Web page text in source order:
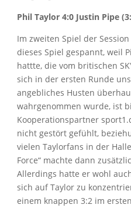
Phil Taylor 4:0 Justin Pipe
Im zweiten Spiel der
dieses Spiel gespannt, weil
hattte, die vom britischen
sich in der ersten Runde
angebliches Husten
wahrgenommen wurde, ist
Kooperationspartner
nicht gestört gefühlt,
vielen Taylorfans in der
Force“ machte dann
Allerdings hatte er wohl
sich auf Taylor zu
einem knappen 3:2 im